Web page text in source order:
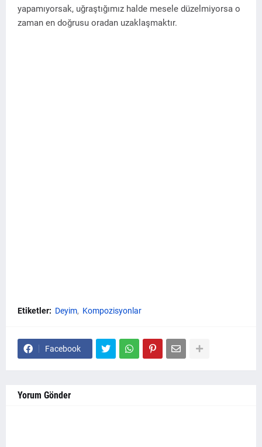
yapamıyorsak, uğraştığımız halde mesele düzelmiyorsa o
zaman en doğrusu oradan uzaklaşmaktır.
Etiketler: Deyim Kompozisyonlar
Facebook
Yorum Gönder